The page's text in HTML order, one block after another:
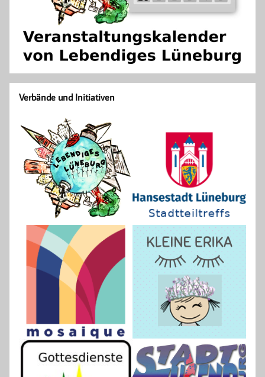
Verbände und Initiativen